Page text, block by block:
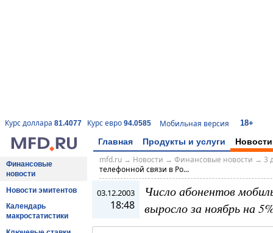
Курс доллара 81.4077 Курс евро 94.0585 Мобильная версия 18+
Главная Продукты и услуги Новости
Финансовые
новости
Новости эмитентов
Календарь
макростатистики
mfd.ru→ Новости → Финансовые новости → 3
телефонной связи в Ро...
03.12.2003
18:48
Число абонентов
выросло за ноябрь на